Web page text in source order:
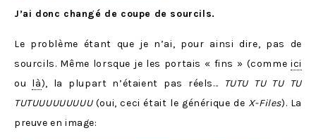
J’ai donc changé de coupe de sourcils.
Le problème étant que je n’ai, pour ainsi dire, pas de
sourcils. Même lorsque je les portais « fins » (commeici
ou là), la plupart n’étaient pas réels…
TUTU TU TU TU
TUTUUUUUUUUU(oui, ceci était le générique de X-Files). La
preuve en image: